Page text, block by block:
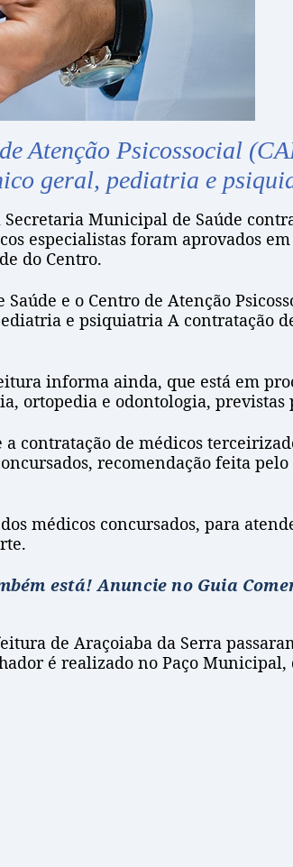
Atenção Psicossocial
geral, pediatria e
Municipal de Saúde
especialistas foram aprovados
do Centro.
e o Centro de Atenção
e psiquiatria A contratação
informa ainda, que está em
ortopedia e odontologia,
contratação de médicos
recomendação feita
médicos concursados, para
está! Anuncie no Guia
de Araçoiaba da Serra
é realizado no Paço